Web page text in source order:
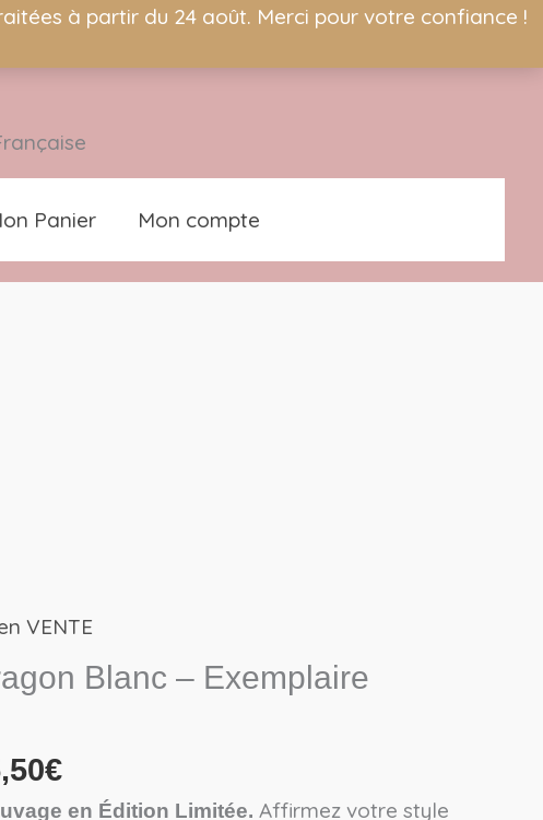
à partir du 24 août. Merci pour votre confiance !
Panier Mon compte
VENTE
Blanc – Exemplaire
€
Le
prix
actuel
45,50€.
en Édition Limitée. Affirmez votre style